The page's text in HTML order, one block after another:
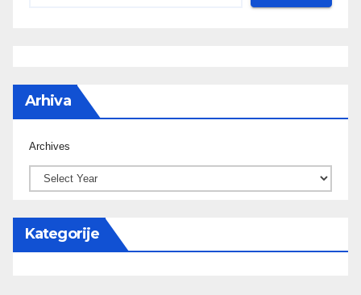
Arhiva
Archives
Kategorije